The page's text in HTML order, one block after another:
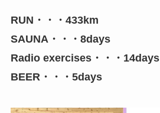
RUN・・・433km
SAUNA・・・8days
Radio exercises・・・14days
BEER・・・5days